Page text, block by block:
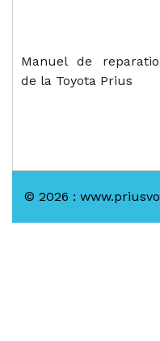
Manuel de
de la Toyota Prius
© 2026 :